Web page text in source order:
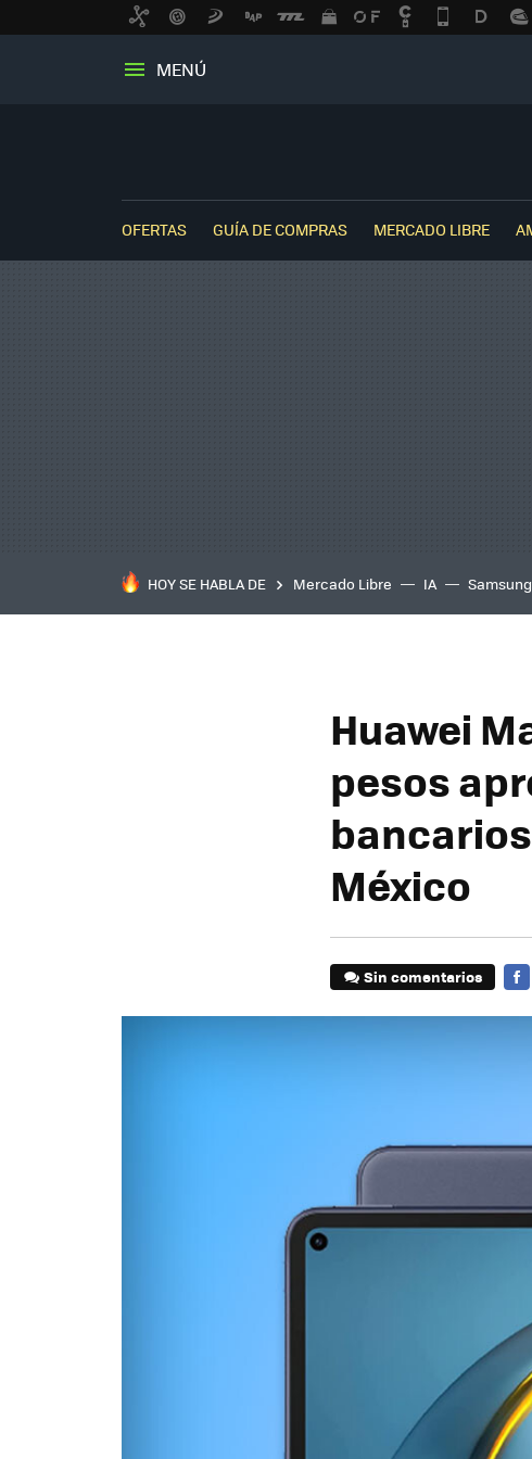
MENÚ
OFERTAS GUÍA DE COMPRAS MERCADO LIBRE
HOY SE HABLA DE Mercado Libre IA Samsung
Huawei
pesos
México
Sin comentarios